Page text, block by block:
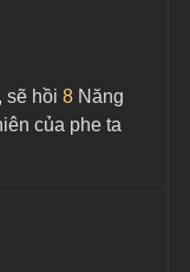
sẽ hồi 8 Năng
của phe ta